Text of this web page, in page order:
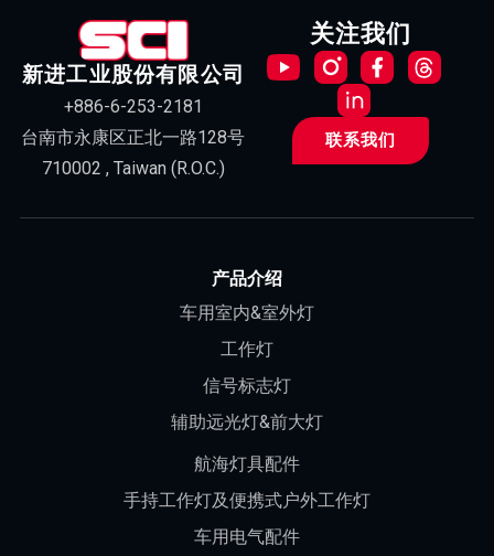
新进工业股份有限公司
+886-6-253-2181
台南市永康区正北一路128号
710002 , Taiwan (R.O.C.)
关注我们
联系我们
产品介绍
车用室内&室外灯
工作灯
信号标志灯
辅助远光灯&前大灯
航海灯具配件
手持工作灯及便携式户外工作灯
车用电气配件